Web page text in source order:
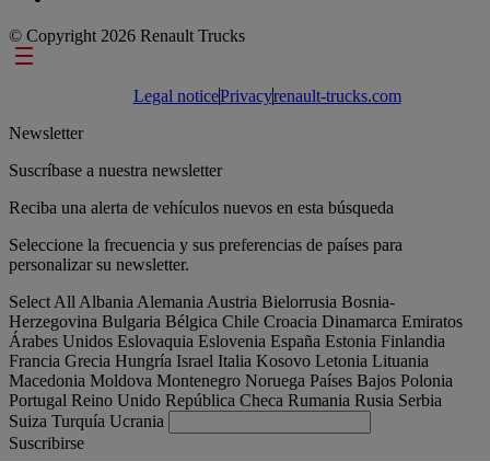
© Copyright 2026 Renault Trucks
Footer links
Legal noticePrivacyrenault-trucks.com
Newsletter
Suscríbase a nuestra newsletter
Reciba una alerta de vehículos nuevos en esta búsqueda
Seleccione la frecuencia y sus preferencias de países para
personalizar su newsletter.
Select AllAlbaniaAlemaniaAustria Bielorrusia Bosnia-
Herzegovina Bulgaria Bélgica Chile Croacia Dinamarca Emiratos
Árabes Unidos Eslovaquia Eslovenia España Estonia Finlandia
Francia Grecia Hungría Israel Italia Kosovo Letonia Lituania
Macedonia Moldova Montenegro Noruega Países Bajos Polonia
Portugal Reino Unido República Checa Rumania Rusia Serbia
Suiza Turquía Ucrania
Suscribirse